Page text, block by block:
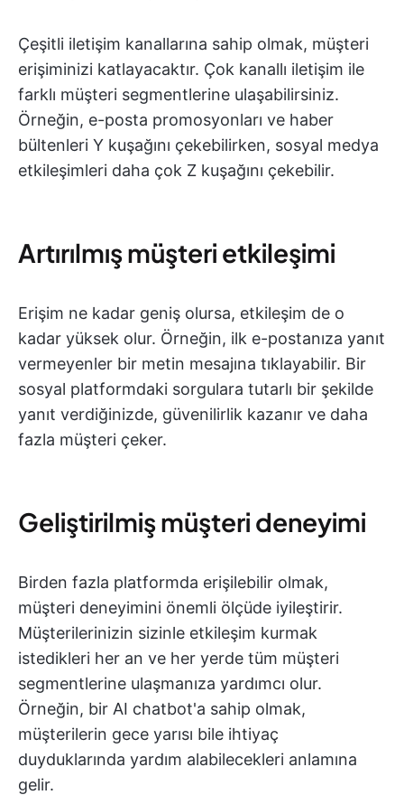
Çeşitli iletişim kanallarına sahip olmak, müşteri
erişiminizi katlayacaktır. Çok kanallı iletişim ile
farklı müşteri segmentlerine ulaşabilirsiniz.
Örneğin, e-posta promosyonları ve haber
bültenleri Y kuşağını çekebilirken, sosyal medya
etkileşimleri daha çok Z kuşağını çekebilir.
Artırılmış müşteri etkileşimi
Erişim ne kadar geniş olursa, etkileşim de o
kadar yüksek olur. Örneğin, ilk e-postanıza yanıt
vermeyenler bir metin mesajına tıklayabilir. Bir
sosyal platformdaki sorgulara tutarlı bir şekilde
yanıt verdiğinizde, güvenilirlik kazanır ve daha
fazla müşteri çeker.
Geliştirilmiş müşteri deneyimi
Birden fazla platformda erişilebilir olmak,
müşteri deneyimini önemli ölçüde iyileştirir.
Müşterilerinizin sizinle etkileşim kurmak
istedikleri her an ve her yerde tüm müşteri
segmentlerine ulaşmanıza yardımcı olur.
Örneğin, bir AI chatbot'a sahip olmak,
müşterilerin gece yarısı bile ihtiyaç
duyduklarında yardım alabilecekleri anlamına
gelir.